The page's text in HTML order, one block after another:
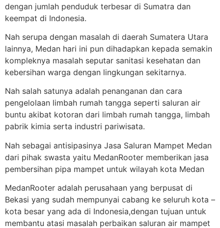
dengan jumlah penduduk terbesar di Sumatra dan
keempat di Indonesia.
Nah serupa dengan masalah di daerah Sumatera Utara
lainnya, Medan hari ini pun dihadapkan kepada semakin
kompleknya masalah seputar sanitasi kesehatan dan
kebersihan warga dengan lingkungan sekitarnya.
Nah salah satunya adalah penanganan dan cara
pengelolaan limbah rumah tangga seperti saluran air
buntu akibat kotoran dari limbah rumah tangga, limbah
pabrik kimia serta industri pariwisata.
Nah sebagai antisipasinya Jasa Saluran Mampet Medan
dari pihak swasta yaitu MedanRooter memberikan jasa
pembersihan pipa mampet untuk wilayah kota Medan
MedanRooter adalah perusahaan yang berpusat di
Bekasi yang sudah mempunyai cabang ke seluruh kota –
kota besar yang ada di Indonesia,dengan tujuan untuk
membantu atasi masalah perbaikan saluran air mampet